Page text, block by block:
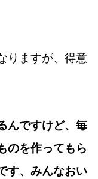
りますが、得意
んですけど、毎
のを作ってもら
す、みんなおい